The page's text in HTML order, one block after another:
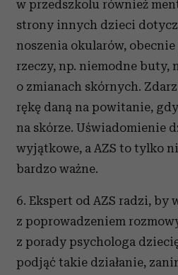
i reklam, aby oferować funkcje
analizować ruch w naszej
korzystasz z naszej witryny,
społecznościowym,
Partnerzy mogą połączyć te
otrzymanymi od Ciebie lub
korzystania z ich usług.
w przedszkolu również
strony innych dzieci
noszenia okularów,
rzeczy, np. niemodne buty,
o zmianach skórnych.
rękę daną na powitanie,
na skórze. Uświadomienie
wyjątkowe, a AZS to tylko
bardzo ważne.
6. Ekspert od AZS radzi, by
z poprowadzeniem
z porady psychologa
podjąć takie działanie,